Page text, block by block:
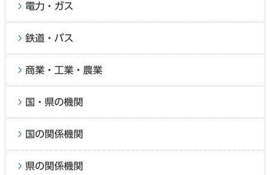
電力・ガス
鉄道・バス
商業・工業・農業
国・県の機関
国の関係機関
県の関係機関